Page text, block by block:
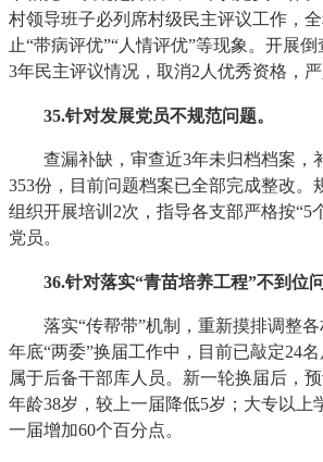
村领导班子必列席村级民主评议工作，
止“带病评优”“人情评优”等现象。开展
3年民主评议情况，取消2人优秀资格，严
35.针对发展党员不规范问题。
查漏补缺，审查近3年未归档档案，
353份，目前问题档案已全部完成整改。
组织开展培训2次，指导各支部严格按“5
党员。
36.针对落实“青苗培养工程”不到位问
落实“传帮带”机制，重新摸排调整各
年底“两委”换届工作中，目前已敲定24
属于后备干部库人员。新一轮换届后，
年龄38岁，较上一届降低5岁；大专以上
一届增加60个百分点。